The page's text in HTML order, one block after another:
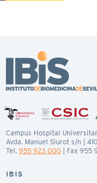
Campus Hospital
Avda. Manuel Siurot s/n |
Tel. 955 923 000 | Fax 955
IBIS